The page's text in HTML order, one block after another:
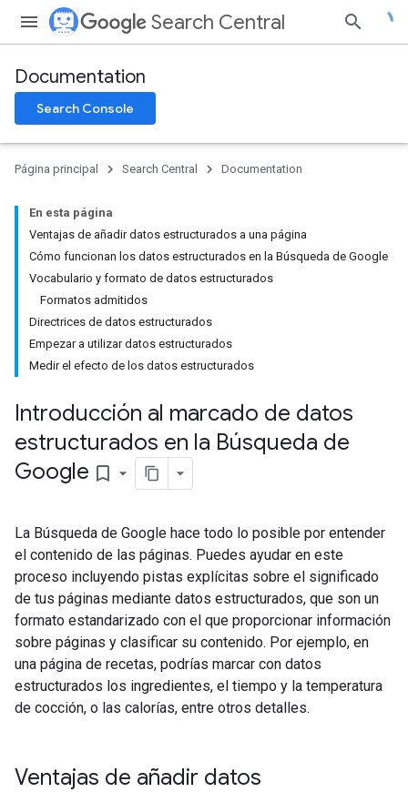
Search Central
Documentation
Search Console
Página principal Search Central Documentation
En esta página
Ventajas de añadir datos estructurados a una página
Cómo funcionan los datos estructurados en la Búsqueda de Google
Vocabulario y formato de datos estructurados
Formatos admitidos
Directrices de datos estructurados
Empezar a utilizar datos estructurados
Medir el efecto de los datos estructurados
Introducción al marcado de datos
estructurados en la Búsqueda de
Google bookmark_border
La Búsqueda de Google hace todo lo posible por entender
el contenido de las páginas. Puedes ayudar en este
proceso incluyendo pistas explícitas sobre el significado
de tus páginas mediante datos estructurados, que son un
formato estandarizado con el que proporcionar información
sobre páginas y clasificar su contenido. Por ejemplo, en
una página de recetas, podrías marcar con datos
estructurados los ingredientes, el tiempo y la temperatura
de cocción, o las calorías, entre otros detalles.
Ventajas de añadir datos